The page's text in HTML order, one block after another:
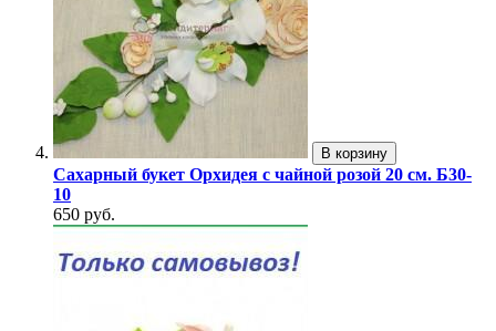
В корзину
Сахарный букет Орхидея с чайной розой 20 см. Б30-
10
650 руб.